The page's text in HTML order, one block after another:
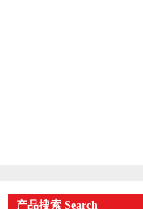
产品搜索 Search